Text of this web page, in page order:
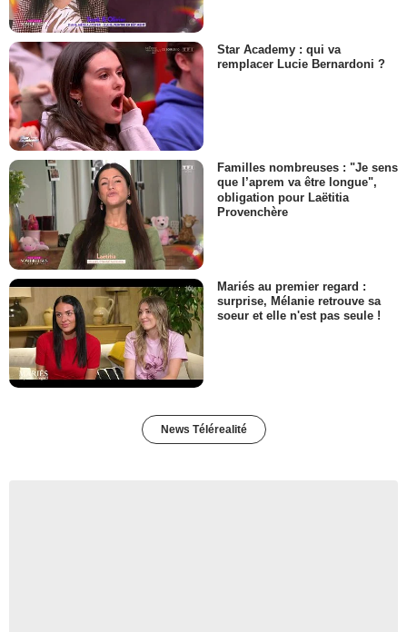
Star Academy : qui va
remplacer Lucie Bernardoni ?
Familles nombreuses : "Je sens
que l’aprem va être longue",
obligation pour Laëtitia
Provenchère
Mariés au premier regard :
surprise, Mélanie retrouve sa
soeur et elle n'est pas seule !
News Télérealité